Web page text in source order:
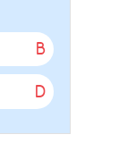
B
D